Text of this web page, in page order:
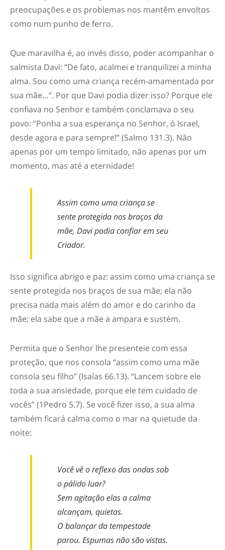
preocupações e os problemas nos mantêm envoltos
como num punho de ferro.
Que maravilha é, ao invés disso, poder acompanhar o
salmista Davi: “De fato, acalmei e tranquilizei a minha
alma. Sou como uma criança recém-amamentada por
sua mãe…”. Por que Davi podia dizer isso? Porque ele
confiava no Senhor e também conclamava o seu
povo: “Ponha a sua esperança no Senhor, ó Israel,
desde agora e para sempre!” (Salmo 131.3). Não
apenas por um tempo limitado, não apenas por um
momento, mas até a eternidade!
Assim como uma criança se
sente protegida nos braços da
mãe, Davi podia confiar em seu
Criador.
Isso significa abrigo e paz: assim como uma criança se
sente protegida nos braços de sua mãe; ela não
precisa nada mais além do amor e do carinho da
mãe; ela sabe que a mãe a ampara e sustém.
Permita que o Senhor lhe presenteie com essa
proteção, que nos consola “assim como uma mãe
consola seu filho” (Isaías 66.13). “Lancem sobre ele
toda a sua ansiedade, porque ele tem cuidado de
vocês” (1Pedro 5.7). Se você fizer isso, a sua alma
também ficará calma como o mar na quietude da
noite:
Você vê o reflexo das ondas sob
o pálido luar?
Sem agitação elas a calma
alcançam, quietas.
O balançar da tempestade
parou. Espumas não são vistas.